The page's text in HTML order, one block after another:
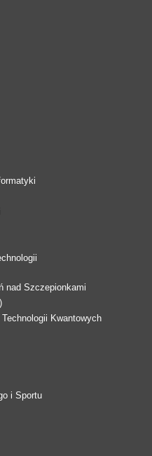
nad Szczepionkami
Kwantowych
i Sportu